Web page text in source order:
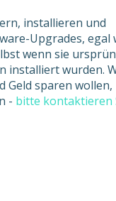
installieren und
Upgrades, egal
wenn sie
installiert wurden.
Geld sparen wollen,
- bitte kontaktieren